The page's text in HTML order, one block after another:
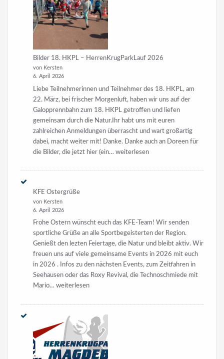
Bilder 18. HKPL – HerrenKrugParkLauf 2026
von Kersten
6. April 2026
Liebe Teilnehmerinnen und Teilnehmer des 18. HKPL, am
22. März, bei frischer Morgenluft, haben wir uns auf der
Galopprennbahn zum 18. HKPL getroffen und liefen
gemeinsam durch die Natur.Ihr habt uns mit euren
zahlreichen Anmeldungen überrascht und wart großartig
dabei, macht weiter mit! Danke. Danke auch an Doreen für
die Bilder, die jetzt hier (ein… Bilder
HKPL
weiterlesen
KFE Ostergrüße
von Kersten
6. April 2026
Frohe Ostern wünscht euch das KFE-Team! Wir senden
sportliche Grüße an alle Sportbegeisterten der Region.
Genießt den lezten Feiertage, die Natur und bleibt aktiv. Wir
freuen uns auf viele gemeinsame Events in 2026 mit euch
in 2026 . Infos zu den nächsten Events, zum Zeitfahren in
Seehausen oder das Roxy Revival, die Technoschmiede mit
Mario… KFE
weiterlesen